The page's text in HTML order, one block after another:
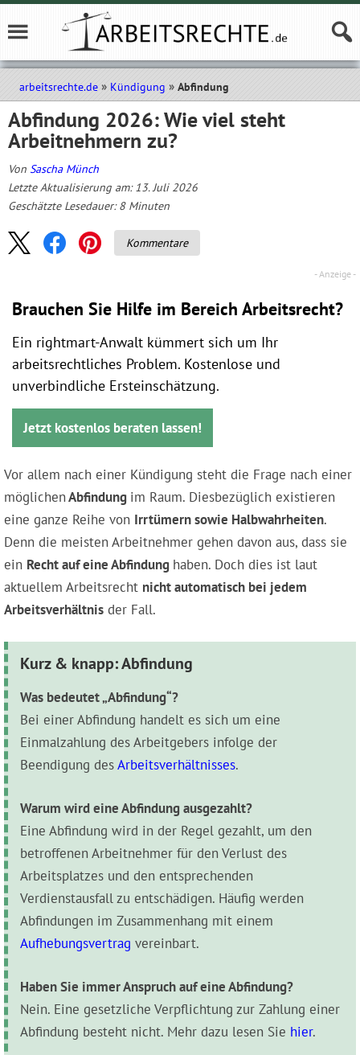
arbeitsrechte.de Kündigung Abfindung
Abfindung 2026: Wie viel steht
Arbeitnehmern zu?
Von Sascha Münch
Letzte Aktualisierung am: 13. Juli 2026
Geschätzte Lesedauer: 8 Minuten
Kommentare
Brauchen Sie Hilfe im Bereich Arbeitsrecht?
Ein rightmart-Anwalt kümmert sich um Ihr
arbeitsrechtliches Problem. Kostenlose und
unverbindliche Ersteinschätzung.
Jetzt kostenlos beraten lassen!
Vor allem nach einer Kündigung steht die Frage nach einer
möglichenAbfindung im Raum. Diesbezüglich existieren
eine ganze Reihe von Irrtümern sowie Halbwahrheiten.
Denn die meisten Arbeitnehmer gehen davon aus, dass sie
ein Recht auf eine Abfindung haben. Doch dies ist laut
aktuellem Arbeitsrecht nicht automatisch bei jedem
Arbeitsverhältnis der Fall.
Kurz & knapp: Abfindung
Was bedeutet „Abfindung“?
Bei einer Abfindung handelt es sich um eine
Einmalzahlung des Arbeitgebers infolge der
Beendigung desArbeitsverhältnisses.
Warum wird eine Abfindung ausgezahlt?
Eine Abfindung wird in der Regel gezahlt, um den
betroffenen Arbeitnehmer für den Verlust des
Arbeitsplatzes und den entsprechenden
Verdienstausfall zu entschädigen. Häufig werden
Abfindungen im Zusammenhang mit einem
Aufhebungsvertrag vereinbart.
Haben Sie immer Anspruch auf eine Abfindung?
Nein. Eine gesetzliche Verpflichtung zur Zahlung einer
Abfindung besteht nicht. Mehr dazu lesen Sie hier.